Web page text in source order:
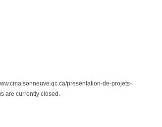
presentation-de-projets-
are currently closed.